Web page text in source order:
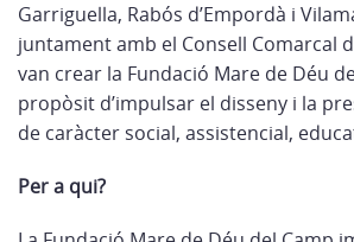
Garriguella, Rabós d’Empordà i
juntament amb el Consell Comarcal
van crear la Fundació Mare de Déu
propòsit d’impulsar el disseny i la
de caràcter social, assistencial,
Per a qui?